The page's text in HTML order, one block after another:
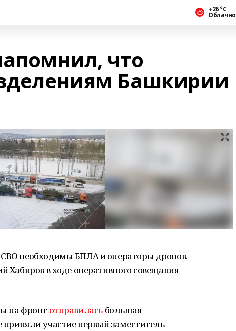
+26 °С
Облачно
что
Башкирии
необходимы БПЛА и операторы дронов.
Хабиров в ходе оперативного совещания
на фронт отправиласьбольшая
участие первый заместитель